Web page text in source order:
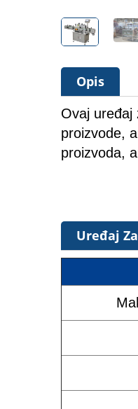
Opis
Ovaj uređaj
proizvode,
proizvoda,
Uređaj